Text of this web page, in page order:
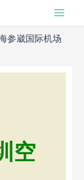
参崴国际机场
空